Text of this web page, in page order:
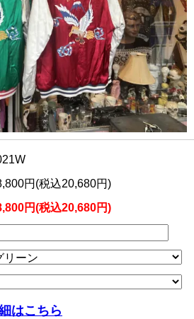
円(税込20,680円)
円(税込20,680円)
はこちら